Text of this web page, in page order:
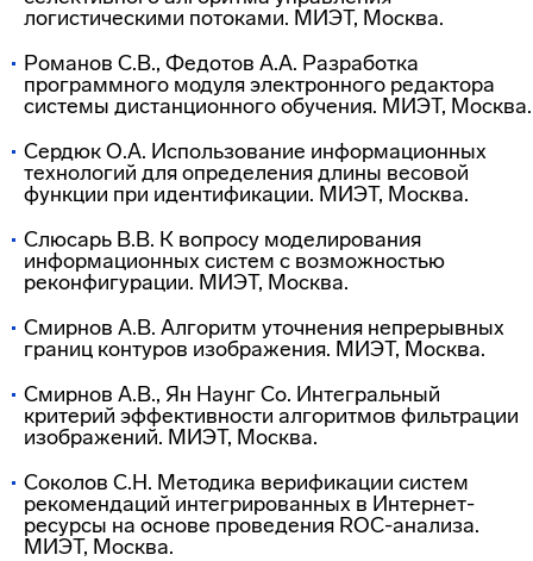
логистическими потоками. МИЭТ, Москва.
Романов С.В., Федотов А.А. Разработка
программного модуля электронного редактора
системы дистанционного обучения. МИЭТ, Москва.
Сердюк О.А. Использование информационных
технологий для определения длины весовой
функции при идентификации. МИЭТ, Москва.
Слюсарь В.В. К вопросу моделирования
информационных систем с возможностью
реконфигурации. МИЭТ, Москва.
Смирнов А.В. Алгоритм уточнения непрерывных
границ контуров изображения. МИЭТ, Москва.
Смирнов А.В., Ян Наунг Со. Интегральный
критерий эффективности алгоритмов фильтрации
изображений. МИЭТ, Москва.
Соколов С.Н. Методика верификации систем
рекомендаций интегрированных в Интернет-
ресурсы на основе проведения ROC-анализа.
МИЭТ, Москва.